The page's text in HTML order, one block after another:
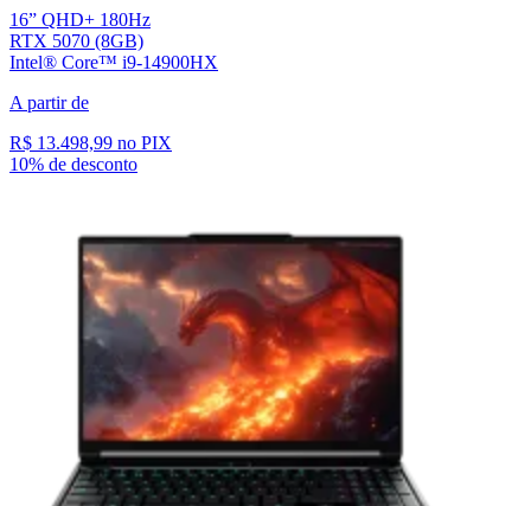
16” QHD+ 180Hz
RTX 5070 (8GB)
Intel® Core™ i9-14900HX
A partir de
R$ 13.498,99 no PIX
10% de desconto